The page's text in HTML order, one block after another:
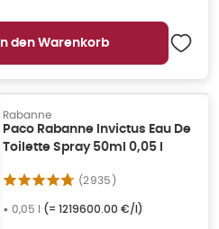
In den Warenkorb
Rabanne
Paco Rabanne Invictus Eau De
Toilette Spray 50ml 0,05 l
(2935)
• 0,05 l (= 1219600.00 €/l)